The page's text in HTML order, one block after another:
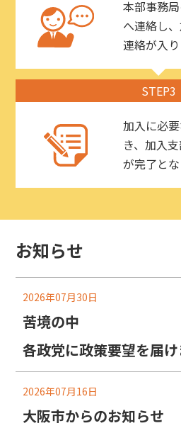
本部事務
へ連絡し
連絡が入り
STEP3
加入に必
き、加入
が完了とな
お知らせ
2026年07月30日
苦境の中
各政党に政策要望を届
2026年07月16日
大阪市からのお知らせ